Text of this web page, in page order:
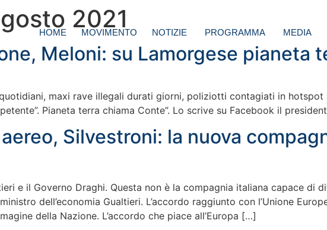
HOME MOVIMENTO NOTIZIE PROGRAMMA MEDIA
2021
Meloni: su Lamorgese pianeta
maxi rave illegali durati giorni, poliziotti contagiati in hotspot
Pianeta terra chiama Conte”. Lo scrive su Facebook il
Silvestroni: la nuova
e il Governo Draghi. Questa non è la compagnia italiana capace di
dell’economia Gualtieri. L’accordo raggiunto con l’Unione
della Nazione. L’accordo che piace all’Europa […]